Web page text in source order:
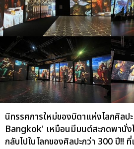
นิทรรศการใหม่ของบิดาแห่งโลกศิลป
Bangkok' เหมือนมีมนต์สะกดพานั่ง
กลับไปในโลกของศิลปะกว่า 300 ปี!!